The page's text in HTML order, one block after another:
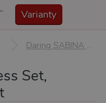
Daring SABINA Crotchless Set, dámský erotický komplet
Set,
erotický komplet
Varianty